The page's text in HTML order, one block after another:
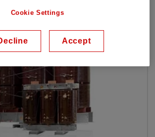
Cookie Settings
Accept